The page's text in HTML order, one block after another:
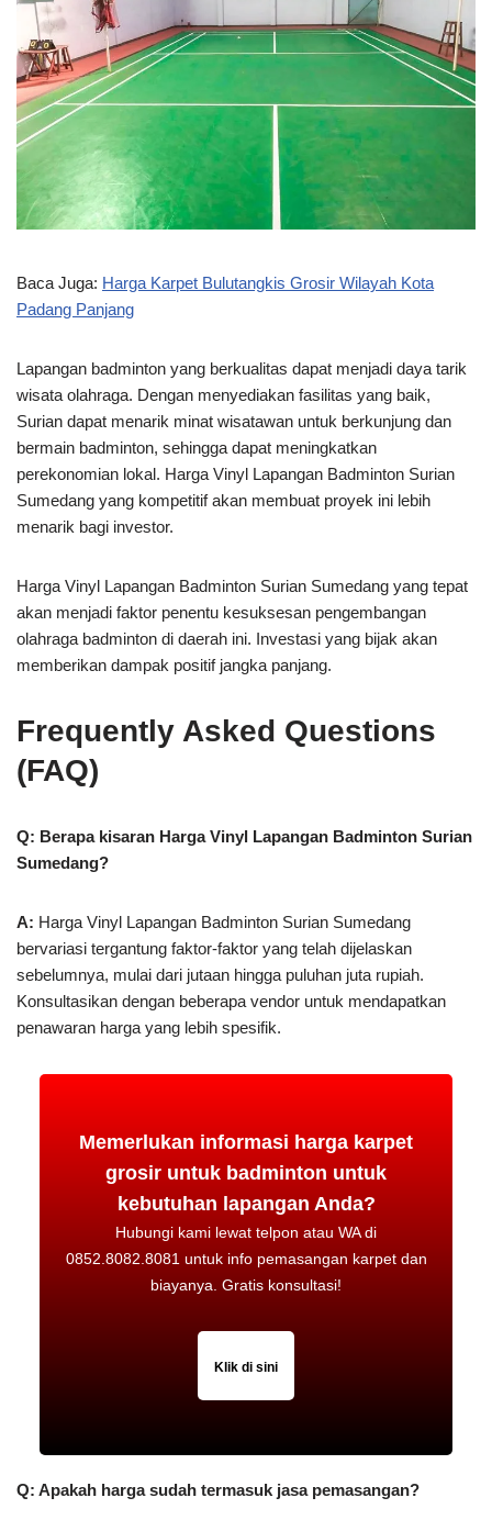
Baca Juga: Harga Karpet Bulutangkis Grosir Wilayah Kota
Padang Panjang
Lapangan badminton yang berkualitas dapat menjadi daya tarik
wisata olahraga. Dengan menyediakan fasilitas yang baik,
Surian dapat menarik minat wisatawan untuk berkunjung dan
bermain badminton, sehingga dapat meningkatkan
perekonomian lokal. Harga Vinyl Lapangan Badminton Surian
Sumedang yang kompetitif akan membuat proyek ini lebih
menarik bagi investor.
Harga Vinyl Lapangan Badminton Surian Sumedang yang tepat
akan menjadi faktor penentu kesuksesan pengembangan
olahraga badminton di daerah ini. Investasi yang bijak akan
memberikan dampak positif jangka panjang.
Frequently Asked Questions
(FAQ)
Q: Berapa kisaran Harga Vinyl Lapangan Badminton Surian
Sumedang?
A: Harga Vinyl Lapangan Badminton Surian Sumedang
bervariasi tergantung faktor-faktor yang telah dijelaskan
sebelumnya, mulai dari jutaan hingga puluhan juta rupiah.
Konsultasikan dengan beberapa vendor untuk mendapatkan
penawaran harga yang lebih spesifik.
Memerlukan informasi harga karpet
grosir untuk badminton untuk
kebutuhan lapangan Anda?
Hubungi kami lewat telpon atau WA di
0852.8082.8081 untuk info pemasangan karpet dan
biayanya. Gratis konsultasi!
Klik di sini
Q: Apakah harga sudah termasuk jasa pemasangan?